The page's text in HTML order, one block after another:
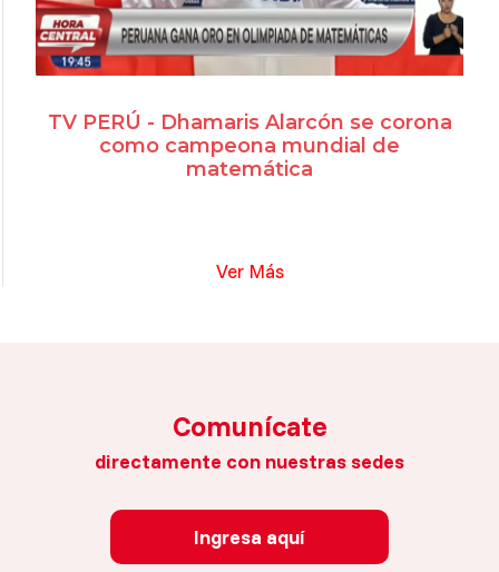
TV PERÚ - Dhamaris Alarcón se corona
como campeona mundial de
matemática
Ver Más
Comunícate
directamente con nuestras sedes
Ingresa aquí